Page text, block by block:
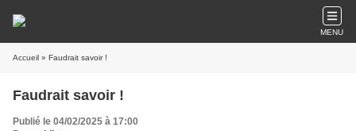
MENU
Accueil » Faudrait savoir !
Faudrait savoir !
Publié le 04/02/2025 à 17:00